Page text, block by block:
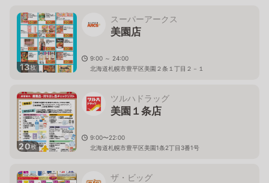
13枚
スーパーアークス
美園店
9:00 ～ 24:00
北海道札幌市豊平区美園２条１丁目２－１
20枚
ツルハドラッグ
美園１条店
9:00〜22:00
北海道札幌市豊平区美園1条2丁目3番1号
ザ・ビッグ